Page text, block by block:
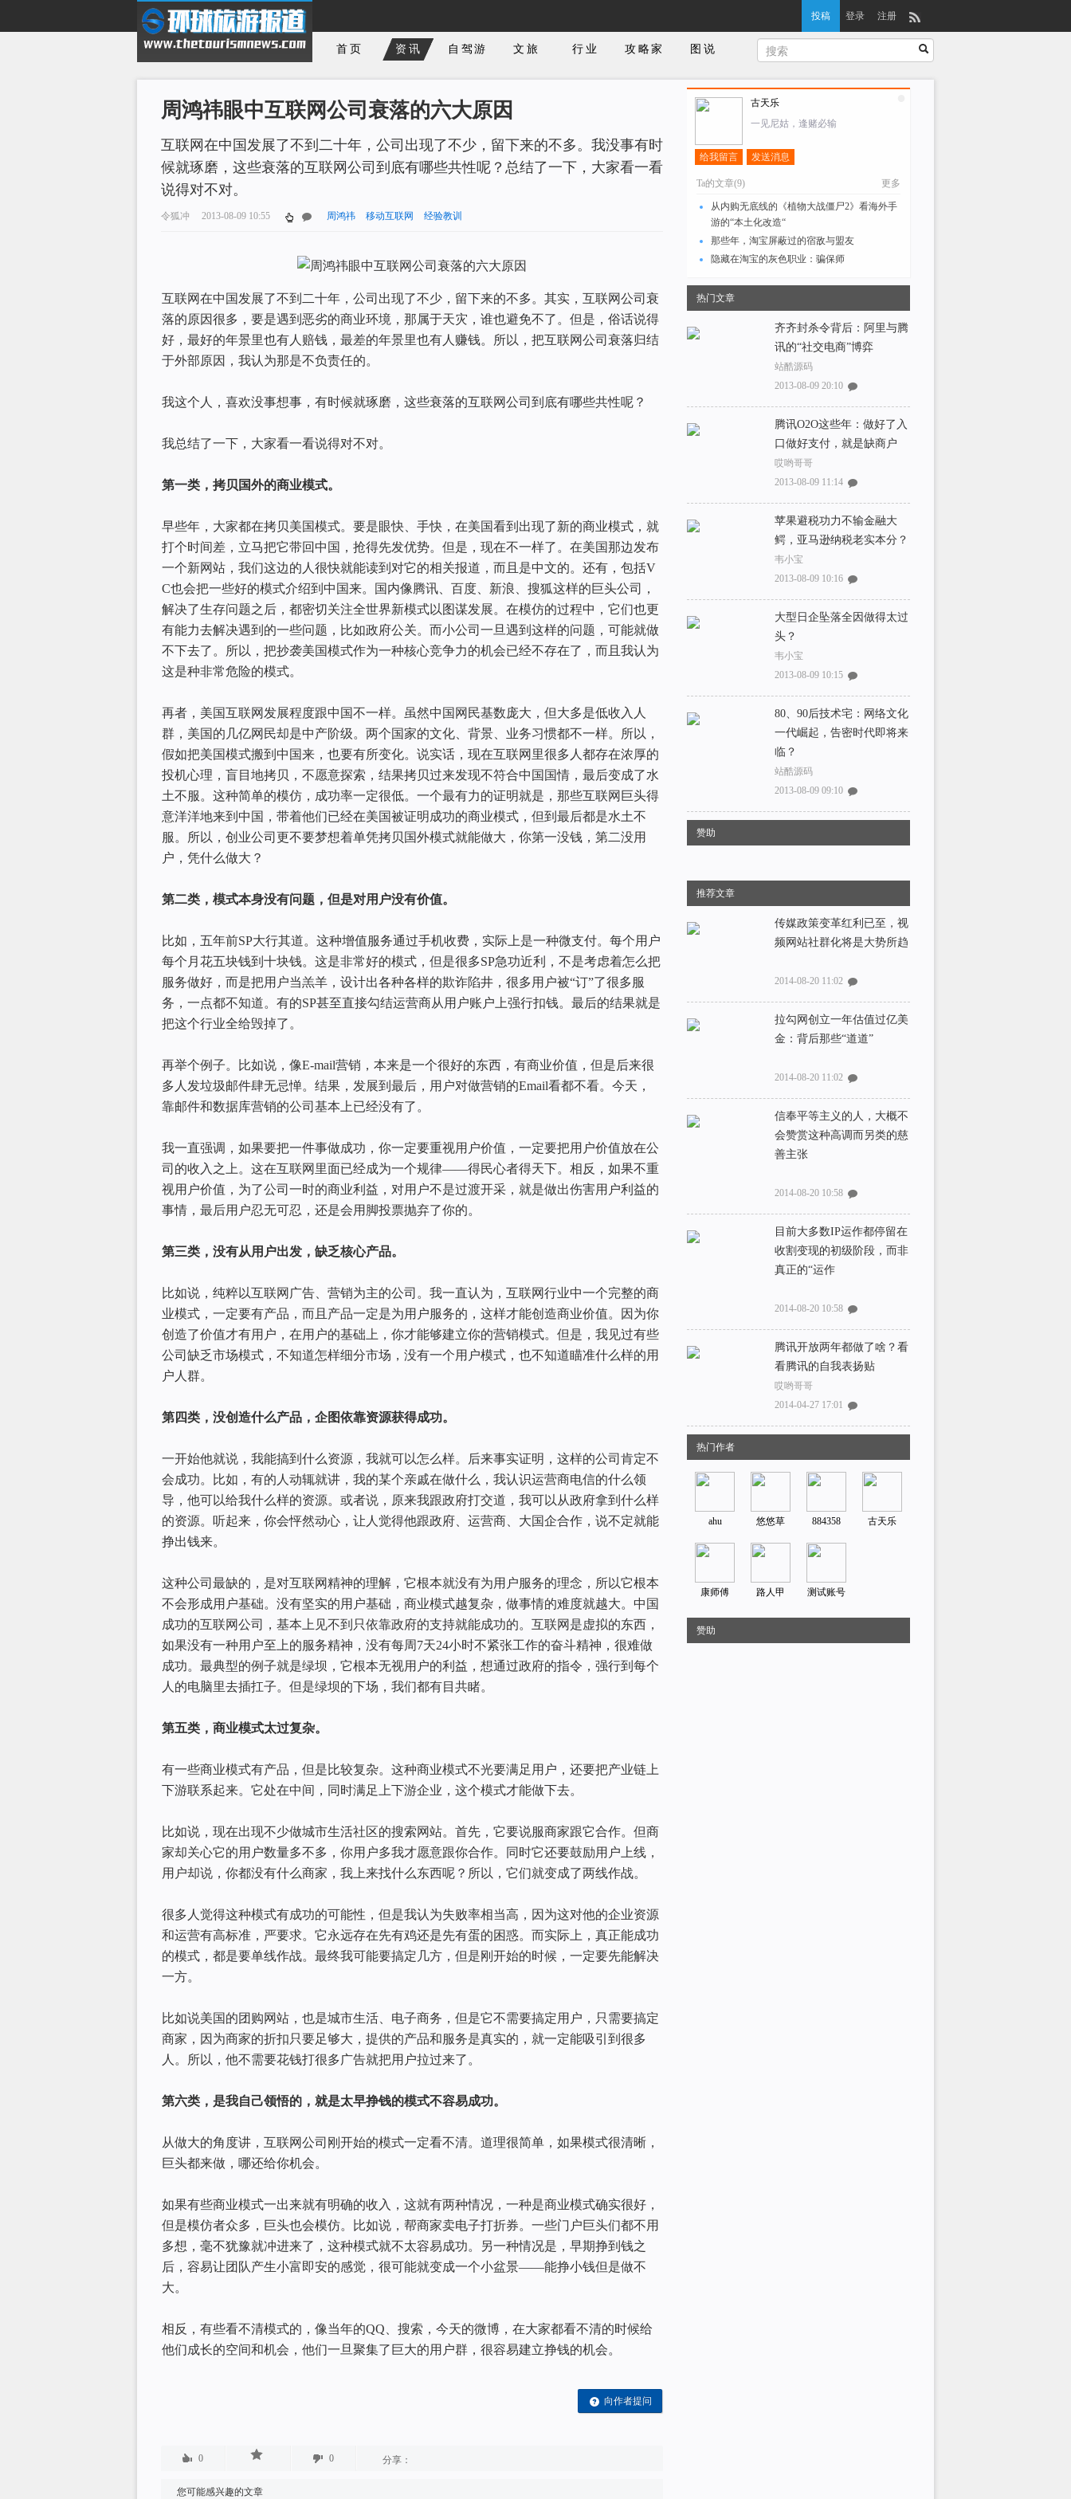
投稿 登录 注册
首页 资讯 自驾游 文旅 行业 攻略家 图说
周鸿祎眼中互联网公司衰落的六大原因
互联网在中国发展了不到二十年，公司出现了不少，留下来的不多。我没事有时
候就琢磨，这些衰落的互联网公司到底有哪些共性呢？总结了一下，大家看一看
说得对不对。
令狐冲 2013-08-09 10:55 周鸿祎 移动互联网 经验教训
互联网在中国发展了不到二十年，公司出现了不少，留下来的不多。其实，互联网公司衰
落的原因很多，要是遇到恶劣的商业环境，那属于天灾，谁也避免不了。但是，俗话说得
好，最好的年景里也有人赔钱，最差的年景里也有人赚钱。所以，把互联网公司衰落归结
于外部原因，我认为那是不负责任的。
我这个人，喜欢没事想事，有时候就琢磨，这些衰落的互联网公司到底有哪些共性呢？
我总结了一下，大家看一看说得对不对。
第一类，拷贝国外的商业模式。
早些年，大家都在拷贝美国模式。要是眼快、手快，在美国看到出现了新的商业模式，就
打个时间差，立马把它带回中国，抢得先发优势。但是，现在不一样了。在美国那边发布
一个新网站，我们这边的人很快就能读到对它的相关报道，而且是中文的。还有，包括V
C也会把一些好的模式介绍到中国来。国内像腾讯、百度、新浪、搜狐这样的巨头公司，
解决了生存问题之后，都密切关注全世界新模式以图谋发展。在模仿的过程中，它们也更
有能力去解决遇到的一些问题，比如政府公关。而小公司一旦遇到这样的问题，可能就做
不下去了。所以，把抄袭美国模式作为一种核心竞争力的机会已经不存在了，而且我认为
这是种非常危险的模式。
再者，美国互联网发展程度跟中国不一样。虽然中国网民基数庞大，但大多是低收入人
群，美国的几亿网民却是中产阶级。两个国家的文化、背景、业务习惯都不一样。所以，
假如把美国模式搬到中国来，也要有所变化。说实话，现在互联网里很多人都存在浓厚的
投机心理，盲目地拷贝，不愿意探索，结果拷贝过来发现不符合中国国情，最后变成了水
土不服。这种简单的模仿，成功率一定很低。一个最有力的证明就是，那些互联网巨头得
意洋洋地来到中国，带着他们已经在美国被证明成功的商业模式，但到最后都是水土不
服。所以，创业公司更不要梦想着单凭拷贝国外模式就能做大，你第一没钱，第二没用
户，凭什么做大？
第二类，模式本身没有问题，但是对用户没有价值。
比如，五年前SP大行其道。这种增值服务通过手机收费，实际上是一种微支付。每个用户
每个月花五块钱到十块钱。这是非常好的模式，但是很多SP急功近利，不是考虑着怎么把
服务做好，而是把用户当羔羊，设计出各种各样的欺诈陷井，很多用户被“订”了很多服
务，一点都不知道。有的SP甚至直接勾结运营商从用户账户上强行扣钱。最后的结果就是
把这个行业全给毁掉了。
再举个例子。比如说，像E-mail营销，本来是一个很好的东西，有商业价值，但是后来很
多人发垃圾邮件肆无忌惮。结果，发展到最后，用户对做营销的Email看都不看。今天，
靠邮件和数据库营销的公司基本上已经没有了。
我一直强调，如果要把一件事做成功，你一定要重视用户价值，一定要把用户价值放在公
司的收入之上。这在互联网里面已经成为一个规律——得民心者得天下。相反，如果不重
视用户价值，为了公司一时的商业利益，对用户不是过渡开采，就是做出伤害用户利益的
事情，最后用户忍无可忍，还是会用脚投票抛弃了你的。
第三类，没有从用户出发，缺乏核心产品。
比如说，纯粹以互联网广告、营销为主的公司。我一直认为，互联网行业中一个完整的商
业模式，一定要有产品，而且产品一定是为用户服务的，这样才能创造商业价值。因为你
创造了价值才有用户，在用户的基础上，你才能够建立你的营销模式。但是，我见过有些
公司缺乏市场模式，不知道怎样细分市场，没有一个用户模式，也不知道瞄准什么样的用
户人群。
第四类，没创造什么产品，企图依靠资源获得成功。
一开始他就说，我能搞到什么资源，我就可以怎么样。后来事实证明，这样的公司肯定不
会成功。比如，有的人动辄就讲，我的某个亲戚在做什么，我认识运营商电信的什么领
导，他可以给我什么样的资源。或者说，原来我跟政府打交道，我可以从政府拿到什么样
的资源。听起来，你会怦然动心，让人觉得他跟政府、运营商、大国企合作，说不定就能
挣出钱来。
这种公司最缺的，是对互联网精神的理解，它根本就没有为用户服务的理念，所以它根本
不会形成用户基础。没有坚实的用户基础，商业模式越复杂，做事情的难度就越大。中国
成功的互联网公司，基本上见不到只依靠政府的支持就能成功的。互联网是虚拟的东西，
如果没有一种用户至上的服务精神，没有每周7天24小时不紧张工作的奋斗精神，很难做
成功。最典型的例子就是绿坝，它根本无视用户的利益，想通过政府的指令，强行到每个
人的电脑里去插扛子。但是绿坝的下场，我们都有目共睹。
第五类，商业模式太过复杂。
有一些商业模式有产品，但是比较复杂。这种商业模式不光要满足用户，还要把产业链上
下游联系起来。它处在中间，同时满足上下游企业，这个模式才能做下去。
比如说，现在出现不少做城市生活社区的搜索网站。首先，它要说服商家跟它合作。但商
家却关心它的用户数量多不多，你用户多我才愿意跟你合作。同时它还要鼓励用户上线，
用户却说，你都没有什么商家，我上来找什么东西呢？所以，它们就变成了两线作战。
很多人觉得这种模式有成功的可能性，但是我认为失败率相当高，因为这对他的企业资源
和运营有高标准，严要求。它永远存在先有鸡还是先有蛋的困惑。而实际上，真正能成功
的模式，都是要单线作战。最终我可能要搞定几方，但是刚开始的时候，一定要先能解决
一方。
比如说美国的团购网站，也是城市生活、电子商务，但是它不需要搞定用户，只需要搞定
商家，因为商家的折扣只要足够大，提供的产品和服务是真实的，就一定能吸引到很多
人。所以，他不需要花钱打很多广告就把用户拉过来了。
第六类，是我自己领悟的，就是太早挣钱的模式不容易成功。
从做大的角度讲，互联网公司刚开始的模式一定看不清。道理很简单，如果模式很清晰，
巨头都来做，哪还给你机会。
如果有些商业模式一出来就有明确的收入，这就有两种情况，一种是商业模式确实很好，
但是模仿者众多，巨头也会模仿。比如说，帮商家卖电子打折券。一些门户巨头们都不用
多想，毫不犹豫就冲进来了，这种模式就不太容易成功。另一种情况是，早期挣到钱之
后，容易让团队产生小富即安的感觉，很可能就变成一个小盆景——能挣小钱但是做不
大。
相反，有些看不清模式的，像当年的QQ、搜索，今天的微博，在大家都看不清的时候给
他们成长的空间和机会，他们一旦聚集了巨大的用户群，很容易建立挣钱的机会。
向作者提问
0 0 分享：
您可能感兴趣的文章
古天乐
一见尼姑，逢赌必输
给我留言 发送消息
Ta的文章(9) 更多
从内购无底线的《植物大战僵尸2》看海外手
游的“本土化改造“
那些年，淘宝屏蔽过的宿敌与盟友
隐藏在淘宝的灰色职业：骗保师
热门文章
齐齐封杀令背后：阿里与腾
讯的“社交电商”博弈
站酷源码
2013-08-09 20:10
腾讯O2O这些年：做好了入
口做好支付，就是缺商户
哎哟哥哥
2013-08-09 11:14
苹果避税功力不输金融大
鳄，亚马逊纳税老实本分？
韦小宝
2013-08-09 10:16
大型日企坠落全因做得太过
头？
韦小宝
2013-08-09 10:15
80、90后技术宅：网络文化
一代崛起，告密时代即将来
临？
站酷源码
2013-08-09 09:10
赞助
推荐文章
传媒政策变革红利已至，视
频网站社群化将是大势所趋
2014-08-20 11:02
拉勾网创立一年估值过亿美
金：背后那些“道道”
2014-08-20 11:02
信奉平等主义的人，大概不
会赞赏这种高调而另类的慈
善主张
2014-08-20 10:58
目前大多数IP运作都停留在
收割变现的初级阶段，而非
真正的“运作
2014-08-20 10:58
腾讯开放两年都做了啥？看
看腾讯的自我表扬贴
哎哟哥哥
2014-04-27 17:01
热门作者
ahu 悠悠草 884358 古天乐
康师傅 路人甲 测试账号
赞助